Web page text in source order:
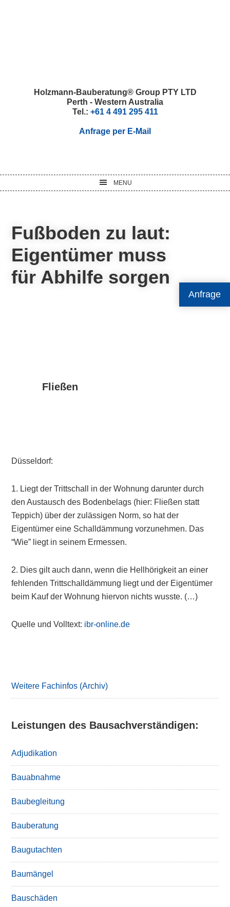
Anfrage
Holzmann-Bauberatung® Group PTY LTD
Perth - Western Australia
Tel.: +61 4 491 295 411
Anfrage per E-Mail
MENU
Fußboden zu laut:
Eigentümer muss
für Abhilfe sorgen
Fließen
Düsseldorf:
1. Liegt der Trittschall in der Wohnung darunter durch
den Austausch des Bodenbelags (hier: Fließen statt
Teppich) über der zulässigen Norm, so hat der
Eigentümer eine Schalldämmung vorzunehmen. Das
“Wie” liegt in seinem Ermessen.
2. Dies gilt auch dann, wenn die Hellhörigkeit an einer
fehlenden Trittschalldämmung liegt und der Eigentümer
beim Kauf der Wohnung hiervon nichts wusste. (…)
Quelle und Volltext: ibr-online.de
Weitere Fachinfos (Archiv)
Leistungen des Bausachverständigen:
Adjudikation
Bauabnahme
Baubegleitung
Bauberatung
Baugutachten
Baumängel
Bauschäden